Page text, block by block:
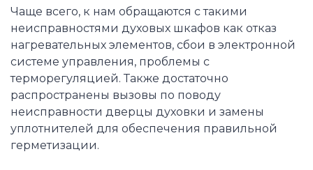
Чаще всего, к нам обращаются с такими
неисправностями духовых шкафов как отказ
нагревательных элементов, сбои в электронной
системе управления, проблемы с
терморегуляцией. Также достаточно
распространены вызовы по поводу
неисправности дверцы духовки и замены
уплотнителей для обеспечения правильной
герметизации.